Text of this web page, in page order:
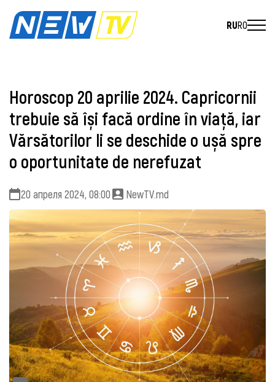
RURO
Horoscop 20 aprilie 2024. Capricornii
trebuie să își facă ordine în viață, iar
Vărsătorilor li se deschide o ușă spre
o oportunitate de nerefuzat
20 апреля 2024, 08:00 NewTV.md